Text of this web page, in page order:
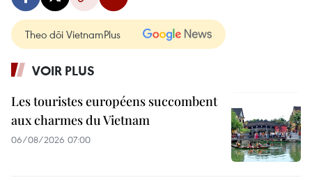
Theo dõi VietnamPlus
VOIR PLUS
Les touristes européens succombent
aux charmes du Vietnam
06/08/2026 07:00